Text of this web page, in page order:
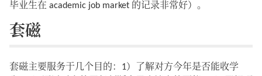
毕业生在 academic job market 的记录非常好）。
套磁
套磁主要服务于几个目的：1）了解对方今年是否能收学